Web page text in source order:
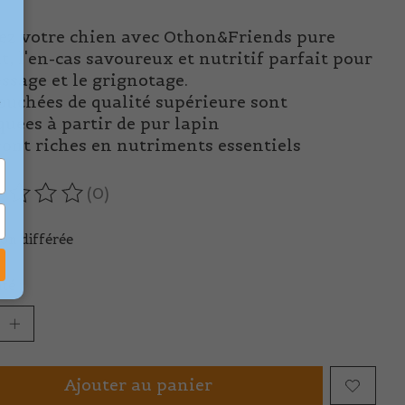
votre chien avec Othon&Friends pure
l'en-cas savoureux et nutritif parfait pour
et le grignotage.
de qualité supérieure sont
à partir de pur lapin
sont riches en nutriments essentiels
est évalué à
(0)
différée
:
Ajouter au panier